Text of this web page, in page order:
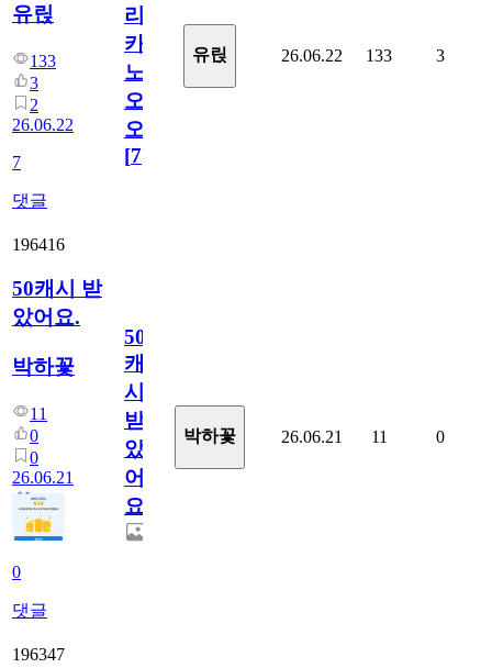
유릱
133
3
2
26.06.22
7
댓글
리
카
노
오
오!
[7]
유릱 26.06.22 133 3
196416
50캐시 받
았어요.
박하꽃
11
0
0
26.06.21
0
댓글
50
캐
시
받
았
어
요.
박하꽃 26.06.21 11 0
196347